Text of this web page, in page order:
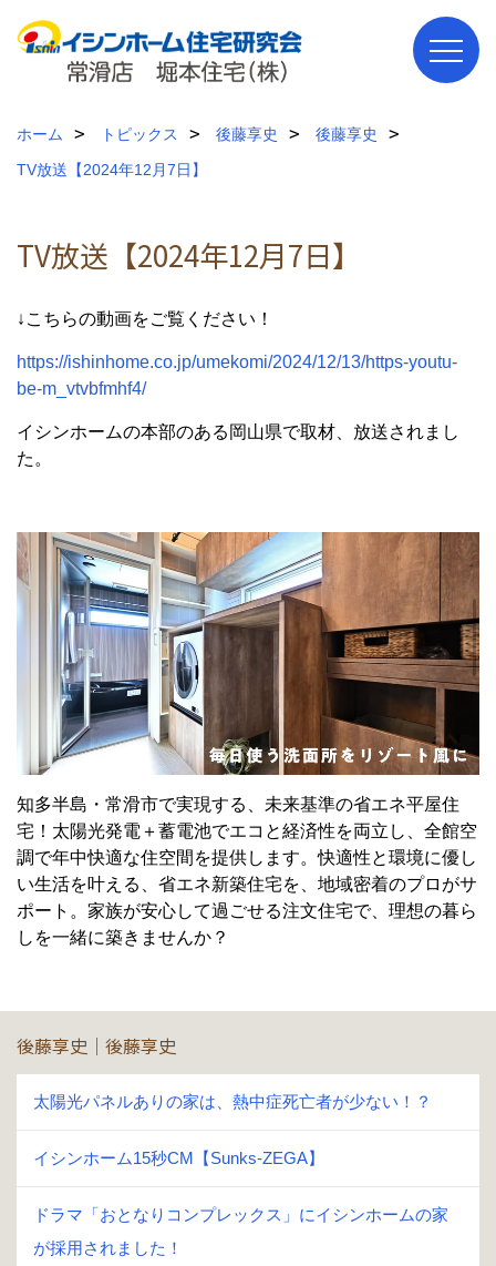
ホーム トピックス 後藤享史
後藤享史
TV放送【2024年12月7日】
TV放送【2024年12月7日】
↓こちらの動画をご覧ください！
https://ishinhome.co.jp/umekomi/2024/12/13/https-youtu-
be-m_vtvbfmhf4/
イシンホームの本部のある岡山県で取材、放送されまし
た。
知多半島・常滑市で実現する、未来基準の省エネ平屋住
宅！太陽光発電＋蓄電池でエコと経済性を両立し、全館空
調で年中快適な住空間を提供します。快適性と環境に優し
い生活を叶える、省エネ新築住宅を、地域密着のプロがサ
ポート。家族が安心して過ごせる注文住宅で、理想の暮ら
しを一緒に築きませんか？
後藤享史｜後藤享史
太陽光パネルありの家は、熱中症死亡者が少ない！？
イシンホーム15秒CM【Sunks-ZEGA】
ドラマ「おとなりコンプレックス」にイシンホームの家
が採用されました！